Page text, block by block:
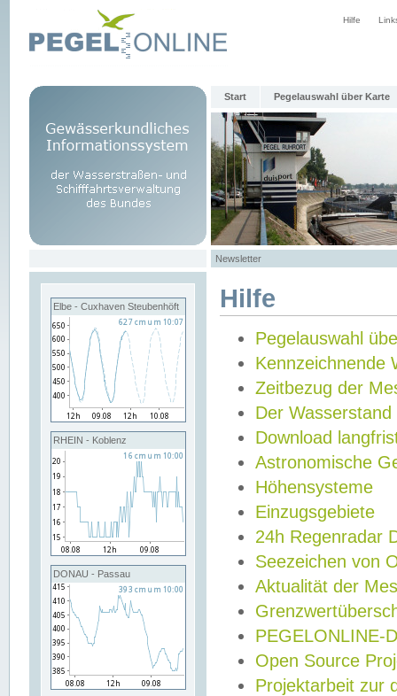
Hilfe
Start Pegelauswahl über Karte
Newsletter
Elbe - Cuxhaven Steubenhöft
RHEIN - Koblenz
DONAU - Passau
Hilfe
Pegelauswahl
Kennzeichnende
Zeitbezug der
Der Wasserstand
Download
Astronomische
Höhensysteme
Einzugsgebiete
24h Regenradar
Seezeichen von
Aktualität der
PEGELONLINE-
Open Source
Projektarbeit zur